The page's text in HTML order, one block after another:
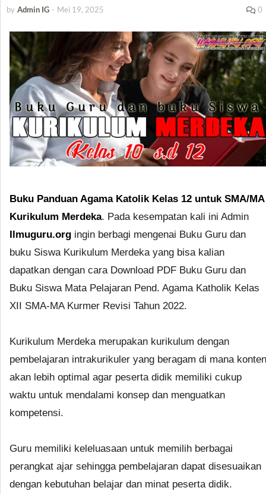
by Admin IG - Mei 19, 2025 0
Buku Panduan Agama Katolik Kelas 12 untuk SMA/MA
Kurikulum Merdeka. Pada kesempatan kali ini Admin
Ilmuguru.org ingin berbagi mengenai Buku Guru dan
buku Siswa Kurikulum Merdeka yang bisa kalian
dapatkan dengan cara Download PDF Buku Guru dan
Buku Siswa Mata Pelajaran Pend. Agama Katholik Kelas
XII SMA-MA Kurmer Revisi Tahun 2022.
Kurikulum Merdeka merupakan kurikulum dengan
pembelajaran intrakurikuler yang beragam di mana konten
akan lebih optimal agar peserta didik memiliki cukup
waktu untuk mendalami konsep dan menguatkan
kompetensi.
Guru memiliki keleluasaan untuk memilih berbagai
perangkat ajar sehingga pembelajaran dapat disesuaikan
dengan kebutuhan belajar dan minat peserta didik.